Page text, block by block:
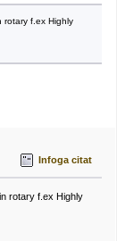
rotary f.ex Highly
Infoga citat
rotary f.ex Highly